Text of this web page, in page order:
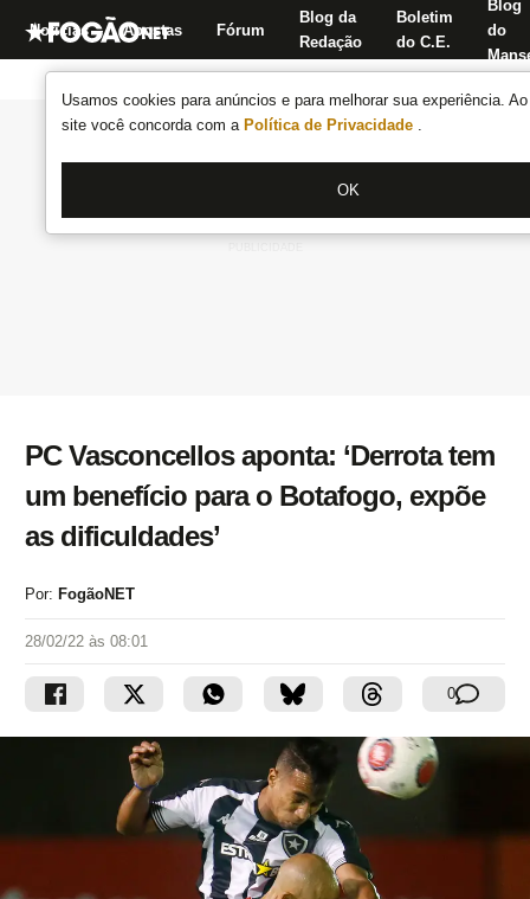
Usamos cookies para anúncios e para melhorar sua experiência.
site você concorda com a Política de Privacidade .
OK
Notícias Apostas Fórum
Blog da
Redação
Boletim
do C.E.
Blog
do
PC Vasconcellos aponta: ‘Derrota tem
um benefício para o Botafogo, expõe
as dificuldades’
Por: FogãoNET
28/02/22 às 08:01
0